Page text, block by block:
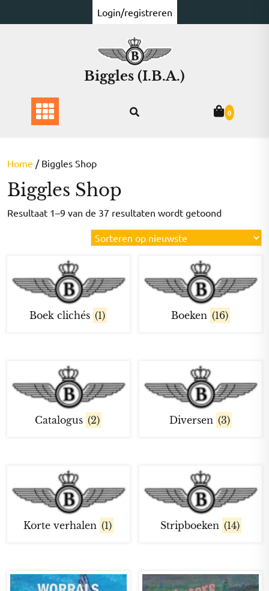
naar
Login/registreren
Biggles (I.B.A.)
0
Home / Biggles Shop
Biggles Shop
Resultaat 1–9 van de 37 resultaten wordt getoondGesorteerd
op
nieuwste
Boek clichés (1) Boeken (16)
Catalogus (2) Diversen (3)
Korte verhalen (1) Stripboeken (14)